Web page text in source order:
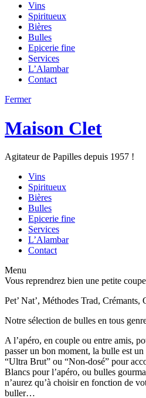
Vins
Spiritueux
Bières
Bulles
Epicerie fine
Services
L’Alambar
Contact
Fermer
Maison Clet
Agitateur de Papilles depuis 1957 !
Vins
Spiritueux
Bières
Bulles
Epicerie fine
Services
L’Alambar
Contact
Menu
Vous reprendrez bien une petite
Pet’ Nat’, Méthodes Trad,
Notre sélection de bulles en tous
A l’apéro, en couple ou entre amis,
passer un bon moment, la bulle est
“Ultra Brut” ou “Non-dosé” pour
Blancs pour l’apéro, ou bulles
n’aurez qu’à choisir en fonction de
buller…